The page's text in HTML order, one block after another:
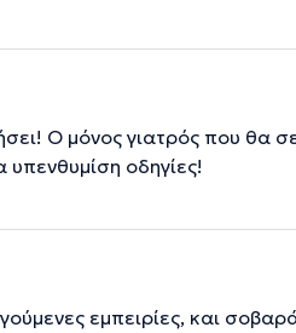
Ο μόνος γιατρός που θα
οδηγίες!
εμπειρίες, και